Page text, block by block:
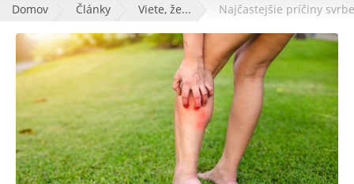
Domov Články Viete, že... Najčastejšie príčiny